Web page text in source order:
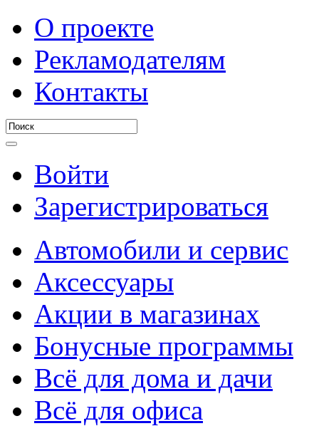
О проекте
Рекламодателям
Контакты
Войти
Зарегистрироваться
Автомобили и сервис
Аксессуары
Акции в магазинах
Бонусные программы
Всё для дома и дачи
Всё для офиса